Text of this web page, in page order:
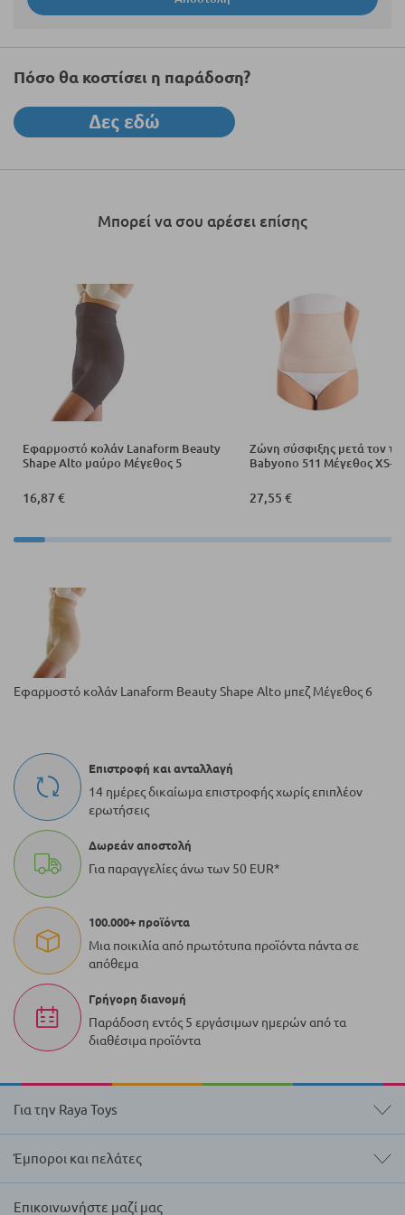
Πόσο θα κοστίσει η παράδοση?
Μπορεί να σου αρέσει επίσης
Εφαρμοστό κολάν Lanaform Beauty
Shape Alto μαύρο Μέγεθος 5
16,87 €
Ζώνη σύσφιξης μετά τον
Babyono 511 Μέγεθος XS-
27,55 €
Εφαρμοστό κολάν Lanaform Beauty Shape Alto μπεζ Μέγεθος 6
Επιστροφή και ανταλλαγή
14 ημέρες δικαίωμα επιστροφής χωρίς επιπλέον
ερωτήσεις
Δωρεάν αποστολή
Για παραγγελίες άνω των 50 EUR*
100.000+ προϊόντα
Μια ποικιλία από πρωτότυπα προϊόντα πάντα σε
απόθεμα
Γρήγορη διανομή
Παράδοση εντός 5 εργάσιμων ημερών από τα
διαθέσιμα προϊόντα
Για την Raya Toys
Έμποροι και πελάτες
Επικοινωνήστε μαζί μας